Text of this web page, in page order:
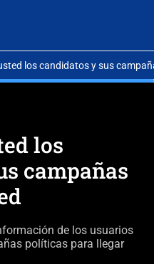
los candidatos y sus
los
campañas
de los usuarios
políticas para llegar